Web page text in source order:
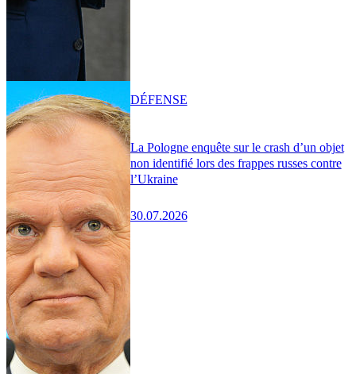
La Pologne enquête sur le crash d’un objet
non identifié lors des frappes russes contre
l’Ukraine
30.07.2026
DÉFENSE